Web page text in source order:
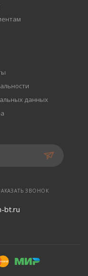
данных
ЗВОНОК
bt.ru